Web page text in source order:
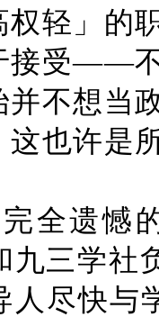
权轻」的
接受——
不想当
也许是
全遗憾
九三学社
人尽快与